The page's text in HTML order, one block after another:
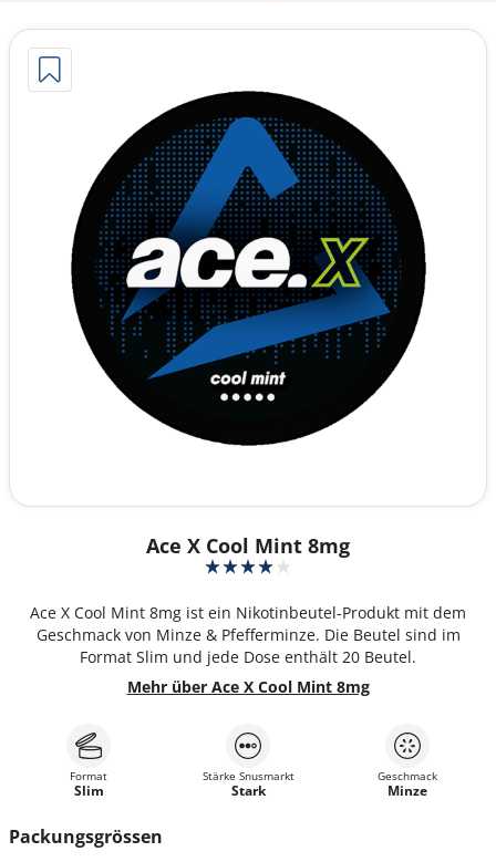
Ace X Cool Mint 8mg
Ace X Cool Mint 8mg ist ein Nikotinbeutel-Produkt mit dem
Geschmack von Minze & Pfefferminze. Die Beutel sind im
Format Slim und jede Dose enthält 20 Beutel.
Mehr über Ace X Cool Mint 8mg
Format
Slim
Stärke Snusmarkt
Stark
Geschmack
Minze
Packungsgrössen